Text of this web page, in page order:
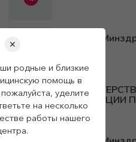
Приказ
ФЕДЕРАЦИИ
✕
родные и близкие
помощь в
уделите
на несколько
работы нашего